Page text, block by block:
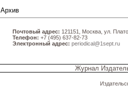
Архив
Почтовый адрес: 121151, Москва, ул.
Телефон: +7 (495) 637-82-73
Электронный адрес: periodical@1sept.ru
Журнал